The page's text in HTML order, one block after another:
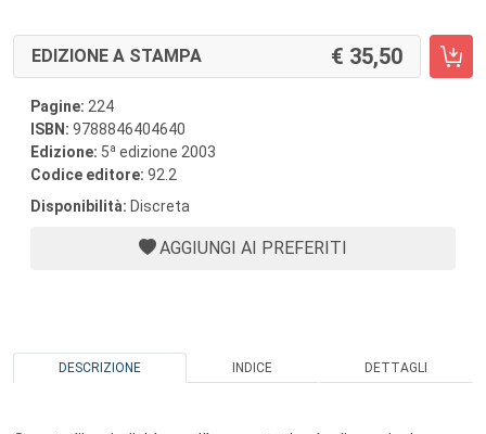
EDIZIONE A STAMPA 35,50
Pagine: 224
ISBN: 9788846404640
Edizione: 5a edizione 2003
Codice editore: 92.2
Disponibilità: Discreta
AGGIUNGI AI PREFERITI
DESCRIZIONE INDICE DETTAGLI